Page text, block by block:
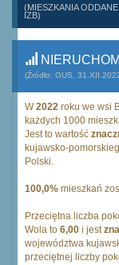
(MIESZKANIA
IZB)
(Źródło: GUS,
W2022 roku we wsi
każdych 1000
Jest to wartość
kujawsko-
Polski.
100,0% mieszkań
Przeciętna liczba
Wola to 6,00 i jest
województwa
przeciętnej liczby